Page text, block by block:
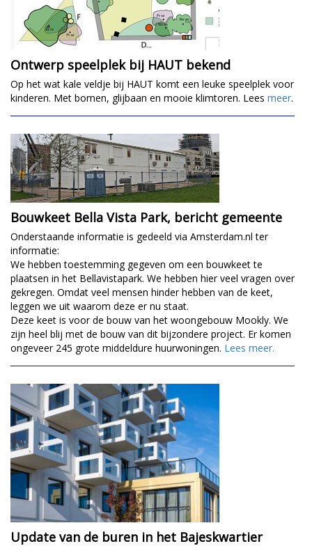
Ontwerp speelplek bij HAUT bekend
Op het wat kale veldje bij HAUT komt een leuke speelplek voor
kinderen. Met bomen, glijbaan en mooie klimtoren. Lees meer.
Bouwkeet Bella Vista Park, bericht gemeente
Onderstaande informatie is gedeeld via Amsterdam.nl ter
informatie:
We hebben toestemming gegeven om een bouwkeet te
plaatsen in het Bellavistapark. We hebben hier veel vragen over
gekregen. Omdat veel mensen hinder hebben van de keet,
leggen we uit waarom deze er nu staat.
Deze keet is voor de bouw van het woongebouw Mookly. We
zijn heel blij met de bouw van dit bijzondere project. Er komen
ongeveer 245 grote middeldure huurwoningen. Lees meer.
Update van de buren in het Bajeskwartier